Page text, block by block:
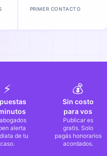
PRIMER CONTACTO
⚡
alerta
de tu
caso.
💰
Sin costo
para vos
Publicar es
gratis. Solo
pagás honorarios
acordados.